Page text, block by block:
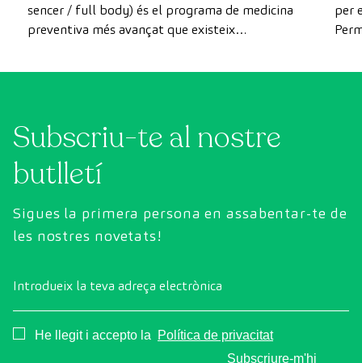
sencer / full body) és el programa de medicina
preventiva més avançat que existeix
convencionals, aquesta revisió utilitza la
l'estat dels òrgans vitals, el sistema vascular i el
cervell abans que apareguin els primers
símptomes.
per
Subscriu-te al nostre
butlletí
Sigues la primera persona en assabentar-te de
les nostres novetats!
Introdueix la teva adreça electrònica
Consentimiento
He llegit i accepto la
Política de privacitat
Subscriure-m'hi